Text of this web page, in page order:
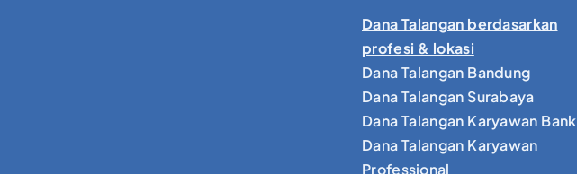
Dana Talangan berdasarkan
profesi & lokasi
Dana Talangan Bandung
Dana Talangan Surabaya
Dana Talangan Karyawan Bank
Dana Talangan Karyawan
Professional